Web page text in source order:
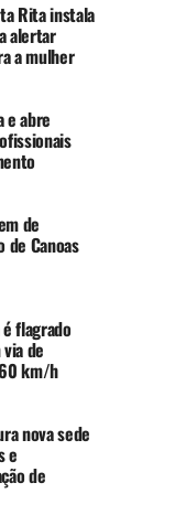
Rita instala
alertar
a mulher
e abre
de
de Canoas
flagrado
de
km/h
nova sede
e
de